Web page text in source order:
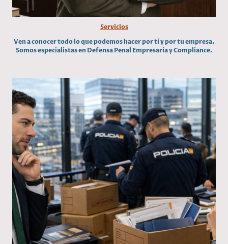
Servicios
Ven a conocer todo lo que podemos hacer por tí y por tu empresa.
Somos especialistas en Defensa Penal Empresaria y Compliance.